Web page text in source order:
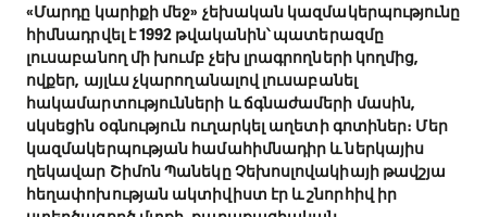
«Մարդը կարիքի մեջ» չեխական կազմակերպությունը
հիմնադրվել է 1992 թվականին՝ պատերազմը
լուսաբանող մի խումբ չեխ լրագրողների կողմից,
ովքեր, այլևս չկարողանալով լուսաբանել
հակամարտությունների և ճգնաժամերի մասին,
սկսեցին օգնություն ուղարկել աղետի գոտիներ։ Մեր
կազմակերպության համահիմնադիր և ներկայիս
ղեկավար Շիմոն Պանեկը Չեխոսլովակիայի թավշյա
հեղափոխության ակտիվիստ էր և շնորհիվ իր